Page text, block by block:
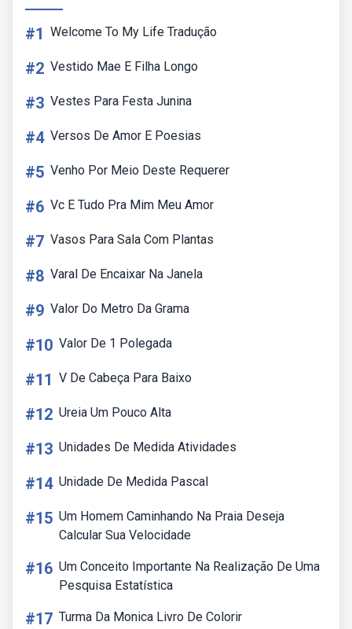
#1 Welcome To My Life Tradução
#2 Vestido Mae E Filha Longo
#3 Vestes Para Festa Junina
#4 Versos De Amor E Poesias
#5 Venho Por Meio Deste Requerer
#6 Vc E Tudo Pra Mim Meu Amor
#7 Vasos Para Sala Com Plantas
#8 Varal De Encaixar Na Janela
#9 Valor Do Metro Da Grama
#10 Valor De 1 Polegada
#11 V De Cabeça Para Baixo
#12 Ureia Um Pouco Alta
#13 Unidades De Medida Atividades
#14 Unidade De Medida Pascal
#15 Um Homem Caminhando Na Praia Deseja
Calcular Sua Velocidade
#16 Um Conceito Importante Na Realização De Uma
Pesquisa Estatística
#17 Turma Da Monica Livro De Colorir